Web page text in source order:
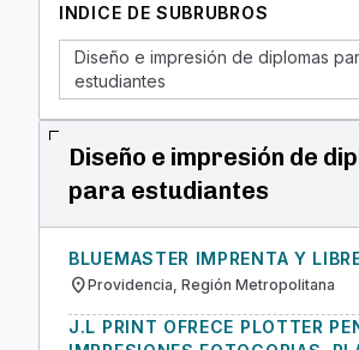
INDICE DE SUBRUBROS
Diseño e impresión de diplomas
estudiantes
Diseño e impresión de
para estudiantes
BLUEMASTER IMPRENTA Y
location_onProvidencia, Región Metropolitana
J.L PRINT OFRECE PLOTTER